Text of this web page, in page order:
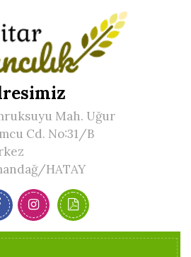
Mah. Uğur
Cd. No:31/B
HATAY